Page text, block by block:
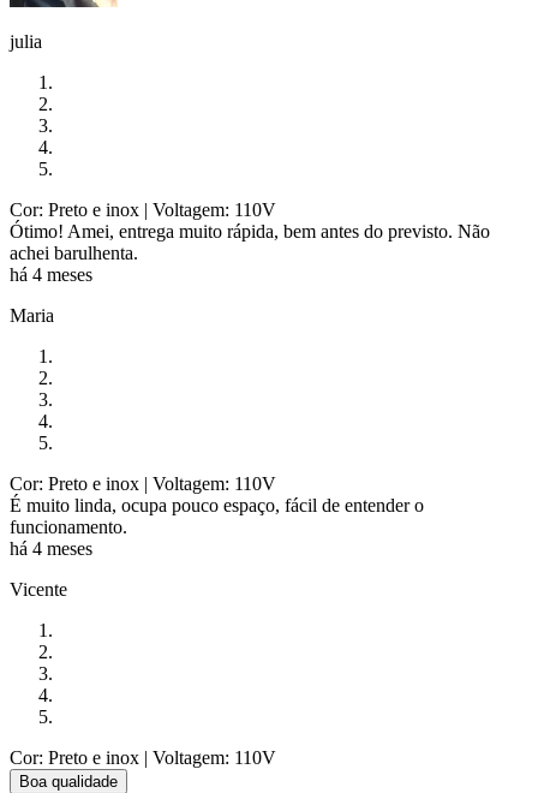
julia
Cor: Preto e inox | Voltagem: 110V
Ótimo! Amei, entrega muito rápida, bem antes do previsto. Não
achei barulhenta.
há 4 meses
Maria
Cor: Preto e inox | Voltagem: 110V
É muito linda, ocupa pouco espaço, fácil de entender o
funcionamento.
há 4 meses
Vicente
Cor: Preto e inox | Voltagem: 110V
Boa qualidade